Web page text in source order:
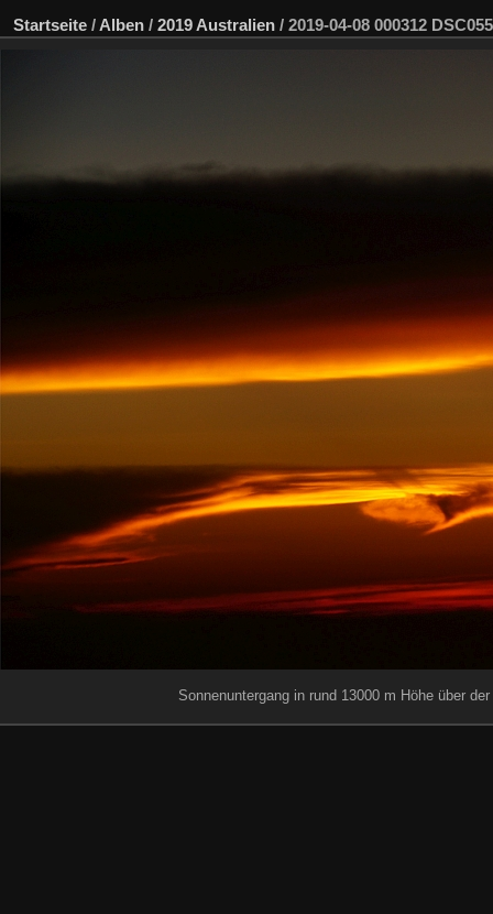
Startseite / Alben / 2019 Australien / 2019-04-08 000312
Sonnenuntergang in rund 13000 m Höhe über